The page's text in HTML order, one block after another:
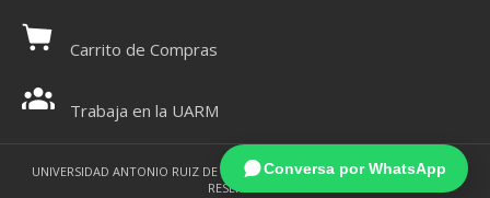
Carrito de Compras
Trabaja en la UARM
UNIVERSIDAD ANTONIO RUIZ DE MONTOYA 2021 - TODOS LOS DERECHOS
RESERVADOS
Conversa por WhatsApp